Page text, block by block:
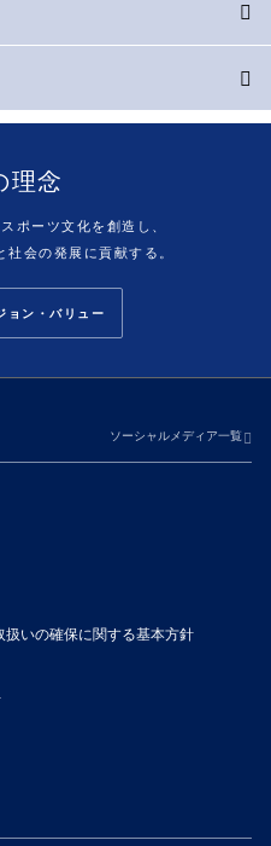
理念
ポーツ文化を創造し、
会の発展に貢献する。
ョン・バリュー
ソーシャルメディア一覧
いの確保に関する基本方針